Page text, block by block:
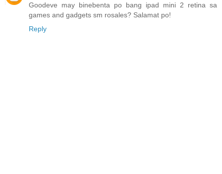
Goodeve may binebenta po bang ipad mini 2 retina sa
games and gadgets sm rosales? Salamat po!
Reply